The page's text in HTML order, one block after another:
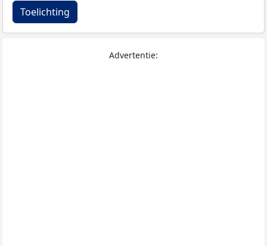
Toelichting
Advertentie: